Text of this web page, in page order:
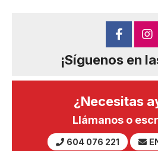
¡Síguenos en
¿Necesitas
Llámanos o
604 076 221